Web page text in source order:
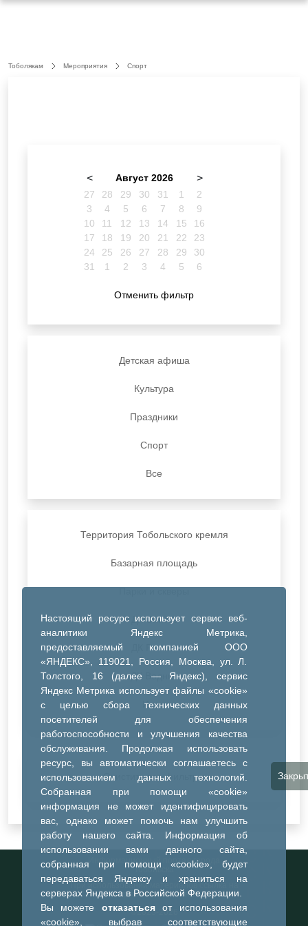
Настоящий ресурс использует сервис веб-
аналитики Яндекс Метрика,
предоставляемый компанией ООО
«ЯНДЕКС», 119021, Россия, Москва, ул. Л.
Толстого, 16 (далее — Яндекс), сервис
Яндекс Метрика использует файлы «cookie»
с целью сбора технических данных
посетителей для обеспечения
работоспособности и улучшения качества
обслуживания. Продолжая использовать
ресурс, вы автоматически соглашаетесь с
использованием данных технологий.
Собранная при помощи «cookie»
информация не может идентифицировать
вас, однако может помочь нам улучшить
работу нашего сайта. Информация об
использовании вами данного сайта,
собранная при помощи «cookie», будет
передаваться Яндексу и храниться на
серверах Яндекса в Российской Федерации.
Вы можете отказатьсяот использования
«cookie», выбрав соответствующие
Тоболякам Мероприятия Спорт
< Август 2026 >
27 28 29 30 31 1
2
3
4 5 6 7 8
9
10
11 12 13 14 15
16
17
18 19 20 21 22
23
24
25 26 27 28 29
30
31
1 2 3 4 5 6
Отменить фильтр
Детская афиша
Культура
Праздники
Спорт
Все
Территория Тобольского кремля
Базарная площадь
ДК Синтез
ДК Речник
ДК Водник
Иное
Очистить все фильтры
Информационный портал города
Тобольска
При использовании материалов ссылка на
портал обязательна
©2023-2026